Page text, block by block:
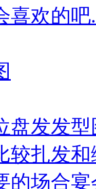
喜欢的
盘发发
较扎发
的场合